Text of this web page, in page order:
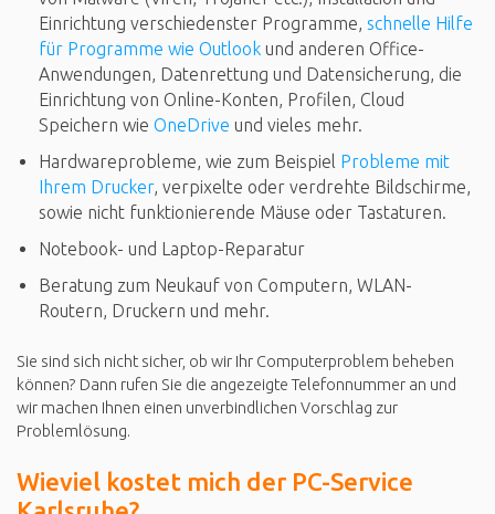
Einrichtung verschiedenster Programme, schnelle Hilfe
für Programme wie Outlook und anderen Office-
Anwendungen, Datenrettung und Datensicherung, die
Einrichtung von Online-Konten, Profilen, Cloud
Speichern wie OneDrive und vieles mehr.
Hardwareprobleme, wie zum Beispiel Probleme mit
Ihrem Drucker, verpixelte oder verdrehte Bildschirme,
sowie nicht funktionierende Mäuse oder Tastaturen.
Notebook- und Laptop-Reparatur
Beratung zum Neukauf von Computern, WLAN-
Routern, Druckern und mehr.
Sie sind sich nicht sicher, ob wir Ihr Computerproblem beheben
können? Dann rufen Sie die angezeigte Telefonnummer an und
wir machen Ihnen einen unverbindlichen Vorschlag zur
Problemlösung.
Wieviel kostet mich der PC-Service